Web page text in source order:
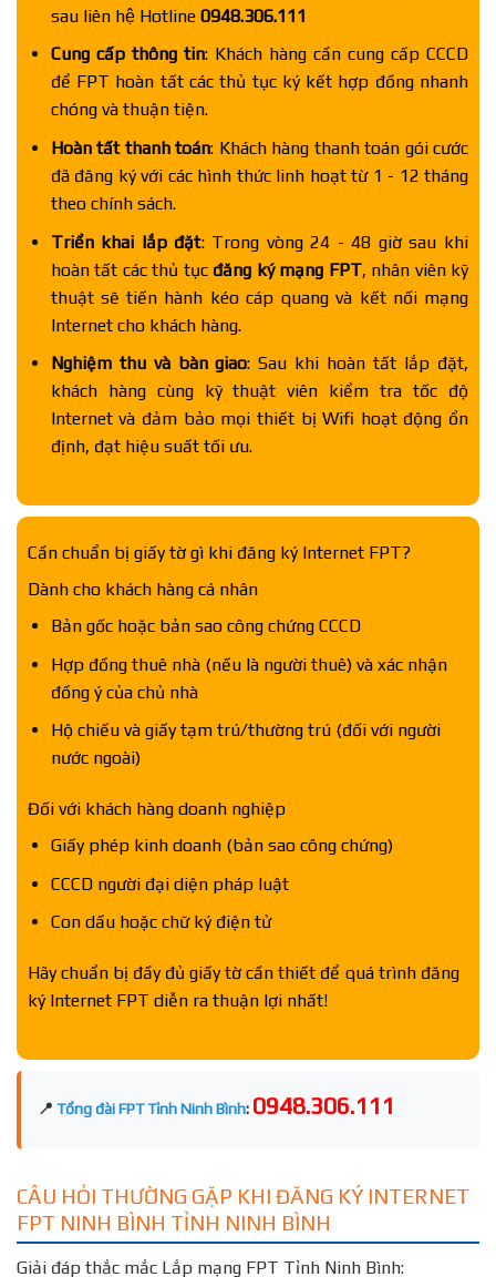
sau liên hệ Hotline 0948.306.111
Cung cấp thông tin: Khách hàng cần cung cấp CCCD
để FPT hoàn tất các thủ tục ký kết hợp đồng nhanh
chóng và thuận tiện.
Hoàn tất thanh toán: Khách hàng thanh toán gói cước
đã đăng ký với các hình thức linh hoạt từ 1 - 12 tháng
theo chính sách.
Triển khai lắp đặt: Trong vòng 24 - 48 giờ sau khi
hoàn tất các thủ tục đăng ký mạng FPT, nhân viên kỹ
thuật sẽ tiến hành kéo cáp quang và kết nối mạng
Internet cho khách hàng.
Nghiệm thu và bàn giao: Sau khi hoàn tất lắp đặt,
khách hàng cùng kỹ thuật viên kiểm tra tốc độ
Internet và đảm bảo mọi thiết bị Wifi hoạt động ổn
định, đạt hiệu suất tối ưu.
Cần chuẩn bị giấy tờ gì khi đăng ký Internet FPT?
Dành cho khách hàng cá nhân
Bản gốc hoặc bản sao công chứng CCCD
Hợp đồng thuê nhà (nếu là người thuê) và xác nhận
đồng ý của chủ nhà
Hộ chiếu và giấy tạm trú/thường trú (đối với người
nước ngoài)
Đối với khách hàng doanh nghiệp
Giấy phép kinh doanh (bản sao công chứng)
CCCD người đại diện pháp luật
Con dấu hoặc chữ ký điện tử
Hãy chuẩn bị đầy đủ giấy tờ cần thiết để quá trình đăng
ký Internet FPT diễn ra thuận lợi nhất!
📍 Tổng đài FPT Tỉnh Ninh Bình: 0948.306.111
CÂU HỎI THƯỜNG GẶP KHI ĐĂNG KÝ INTERNET
FPT NINH BÌNH TỈNH NINH BÌNH
Giải đáp thắc mắc Lắp mạng FPT Tỉnh Ninh Bình: